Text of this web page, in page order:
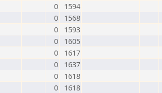
0
1594
0
1568
0
1593
0
1605
0
1617
0
1637
0
1618
0
1618